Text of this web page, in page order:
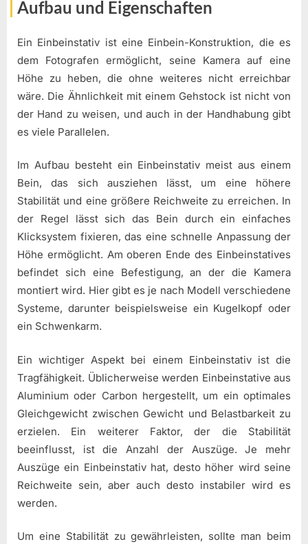
Aufbau und Eigenschaften
Ein Einbeinstativ ist eine Einbein-Konstruktion, die es
dem Fotografen ermöglicht, seine Kamera auf eine
Höhe zu heben, die ohne weiteres nicht erreichbar
wäre. Die Ähnlichkeit mit einem Gehstock ist nicht von
der Hand zu weisen, und auch in der Handhabung gibt
es viele Parallelen.
Im Aufbau besteht ein Einbeinstativ meist aus einem
Bein, das sich ausziehen lässt, um eine höhere
Stabilität und eine größere Reichweite zu erreichen. In
der Regel lässt sich das Bein durch ein einfaches
Klicksystem fixieren, das eine schnelle Anpassung der
Höhe ermöglicht. Am oberen Ende des Einbeinstatives
befindet sich eine Befestigung, an der die Kamera
montiert wird. Hier gibt es je nach Modell verschiedene
Systeme, darunter beispielsweise ein Kugelkopf oder
ein Schwenkarm.
Ein wichtiger Aspekt bei einem Einbeinstativ ist die
Tragfähigkeit. Üblicherweise werden Einbeinstative aus
Aluminium oder Carbon hergestellt, um ein optimales
Gleichgewicht zwischen Gewicht und Belastbarkeit zu
erzielen. Ein weiterer Faktor, der die Stabilität
beeinflusst, ist die Anzahl der Auszüge. Je mehr
Auszüge ein Einbeinstativ hat, desto höher wird seine
Reichweite sein, aber auch desto instabiler wird es
werden.
Um eine Stabilität zu gewährleisten, sollte man beim